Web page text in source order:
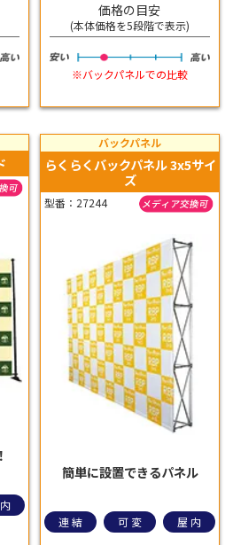
価格の目安
(本体価格を5段階で表示)
※バックパネルでの比較
バックパネル
らくらくバックパネル 3x5サイ
ズ
型番：27244
簡単に設置できるパネル
連結 可変 屋内